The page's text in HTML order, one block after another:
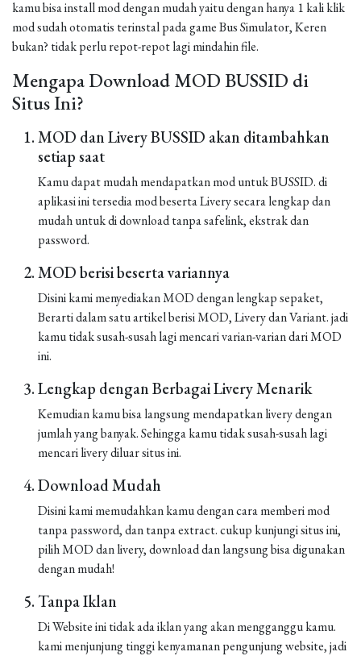
kamu bisa install mod dengan mudah yaitu dengan hanya 1 kali klik
mod sudah otomatis terinstal pada game Bus Simulator, Keren
bukan? tidak perlu repot-repot lagi mindahin file.
Mengapa Download MOD BUSSID di
Situs Ini?
MOD dan Livery BUSSID akan ditambahkan
setiap saat
Kamu dapat mudah mendapatkan mod untuk BUSSID. di
aplikasi ini tersedia mod beserta Livery secara lengkap dan
mudah untuk di download tanpa safelink, ekstrak dan
password.
MOD berisi beserta variannya
Disini kami menyediakan MOD dengan lengkap sepaket,
Berarti dalam satu artikel berisi MOD, Livery dan Variant. jadi
kamu tidak susah-susah lagi mencari varian-varian dari MOD
ini.
Lengkap dengan Berbagai Livery Menarik
Kemudian kamu bisa langsung mendapatkan livery dengan
jumlah yang banyak. Sehingga kamu tidak susah-susah lagi
mencari livery diluar situs ini.
Download Mudah
Disini kami memudahkan kamu dengan cara memberi mod
tanpa password, dan tanpa extract. cukup kunjungi situs ini,
pilih MOD dan livery, download dan langsung bisa digunakan
dengan mudah!
Tanpa Iklan
Di Website ini tidak ada iklan yang akan mengganggu kamu.
kami menjunjung tinggi kenyamanan pengunjung website, jadi